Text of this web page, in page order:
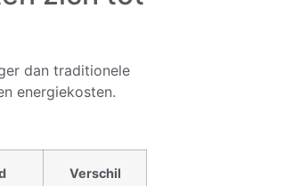
dan traditionele
energiekosten.
Verschil